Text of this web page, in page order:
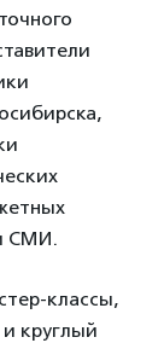
СМИ.
классы,
круглый